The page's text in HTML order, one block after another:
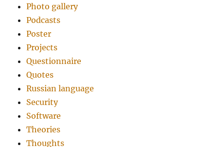
Photo gallery
Podcasts
Poster
Projects
Questionnaire
Quotes
Russian language
Security
Software
Theories
Thoughts